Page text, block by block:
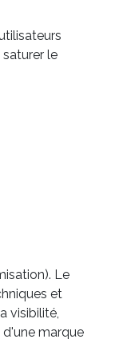
le
Le
et
visibilité,
marque